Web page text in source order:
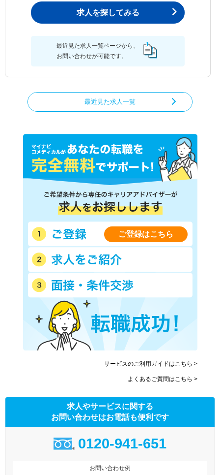
求人を探してみる
最近見た求人一覧ページから、
お問い合わせが可能です。
最近見た求人一覧
ご登録はこちら
サービスのご利用ガイドはこちら >
よくあるご質問はこちら >
求人やサービスに関する
お問い合わせはお電話も便利です
0120-941-651
お問い合わせ例